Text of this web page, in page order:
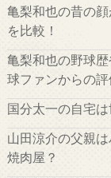
亀梨和也の昔の
を比較！
亀梨和也の野球
球ファンからの評
国分太一の自宅
山田涼介の父親
焼肉屋？